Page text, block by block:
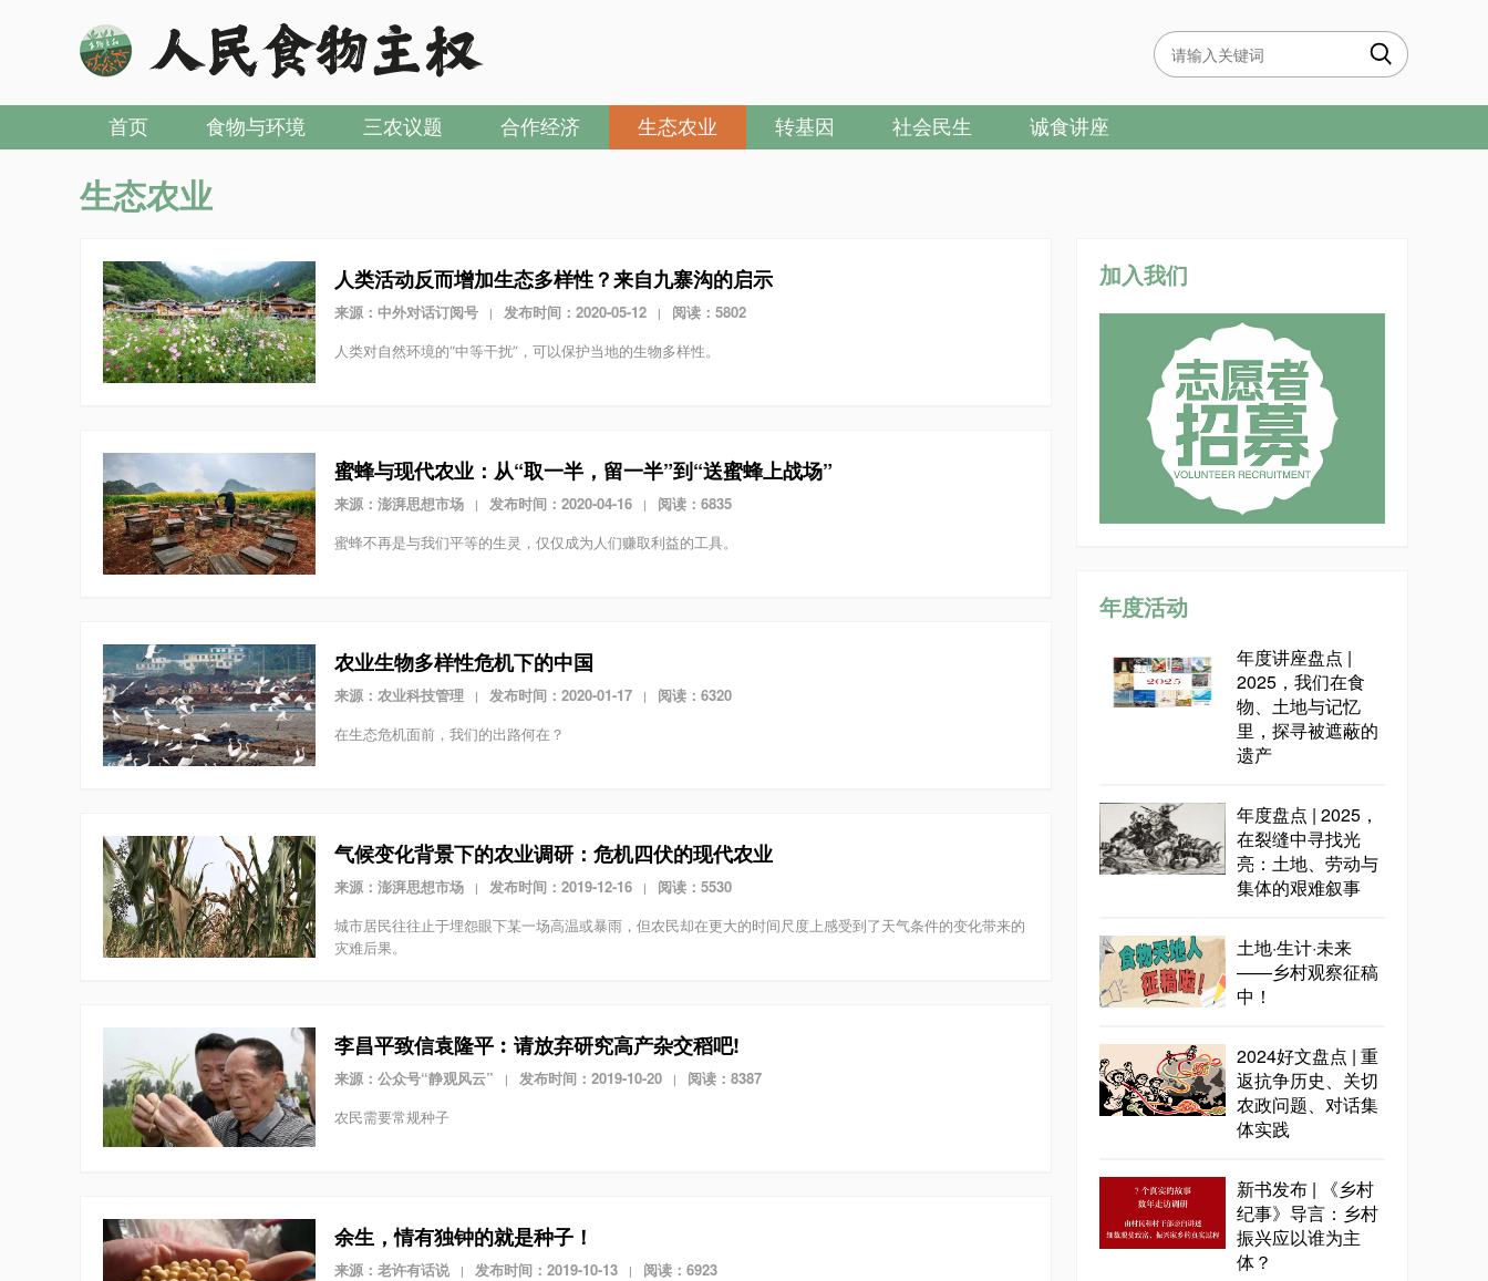
首页 食物与环境 三农议题 合作经济 生态农业 转基因 社会民生 诚食讲座
生态农业
人类活动反而增加生态多样性？来自九寨沟的启示
来源：中外对话订阅号 | 发布时间：2020-05-12 | 阅读：5802
人类对自然环境的“中等干扰”，可以保护当地的生物多样性。
蜜蜂与现代农业：从“取一半，留一半”到“送蜜蜂上战场”
来源：澎湃思想市场 | 发布时间：2020-04-16 | 阅读：6835
蜜蜂不再是与我们平等的生灵，仅仅成为人们赚取利益的工具。
农业生物多样性危机下的中国
来源：农业科技管理 | 发布时间：2020-01-17 | 阅读：6320
在生态危机面前，我们的出路何在？
气候变化背景下的农业调研：危机四伏的现代农业
来源：澎湃思想市场 | 发布时间：2019-12-16 | 阅读：5530
城市居民往往止于埋怨眼下某一场高温或暴雨，但农民却在更大的时间尺度上感受到了天气条件的变化带来的
灾难后果。
李昌平致信袁隆平︰请放弃研究高产杂交稻吧!
来源：公众号“静观风云” | 发布时间：2019-10-20 | 阅读：8387
农民需要常规种子
余生，情有独钟的就是种子！
来源：老许有话说 | 发布时间：2019-10-13 | 阅读：6923
加入我们
年度活动
年度讲座盘点 |
2025，我们在食
物、土地与记忆
里，探寻被遮蔽的
遗产
年度盘点 | 2025，
在裂缝中寻找光
亮：土地、劳动与
集体的艰难叙事
土地·生计·未来
——乡村观察征稿
中！
2024好文盘点 | 重
返抗争历史、关切
农政问题、对话集
体实践
新书发布 | 《乡村
纪事》导言：乡村
振兴应以谁为主
体？